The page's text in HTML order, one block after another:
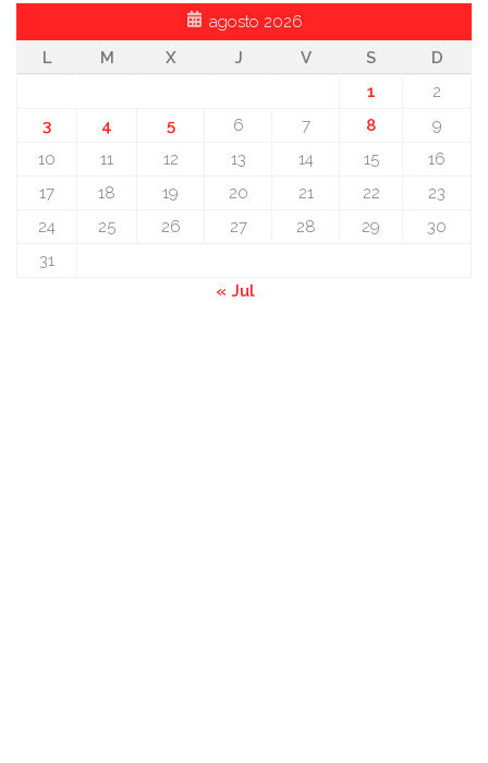
agosto 2026
L
M X J V S
D
1
2
3
4 5 6 7 8
9
10
11 12 13 14 15
16
17
18 19 20 21 22
23
24
25 26 27 28 29
30
31
« Jul